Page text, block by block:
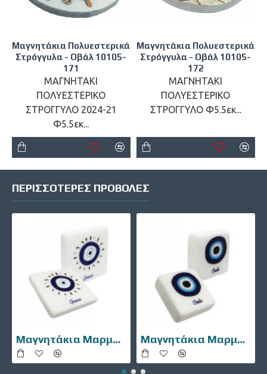
Μαγνητάκια Πολυεστερικά
Στρόγγυλα - Οβάλ 10105-
171
ΜΑΓΝΗΤΑΚΙ
ΠΟΛΥΕΣΤΕΡΙΚΟ
ΣΤΡΟΓΓΥΛΟ 2024-21
Φ5.5εκ...
Μαγνητάκια Πολυεστερικά
Στρόγγυλα - Οβάλ 10105-
172
ΜΑΓΝΗΤΑΚΙ
ΠΟΛΥΕΣΤΕΡΙΚΟ
ΣΤΡΟΓΓΥΛΟ Φ5.5εκ...
ΠΕΡΙΣΣΌΤΕΡΕΣ ΠΡΟΒΟΛΈΣ
Μαγνητάκια Μαρμάρινα 10106-002 Μαγνητάκια Μαρμάρινα 10106-007